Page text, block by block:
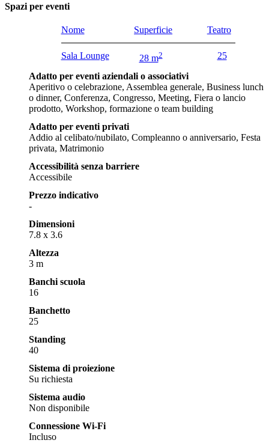
Spazi per eventi
Nome Superficie Teatro
Sala Lounge 28 m2 25
Adatto per eventi aziendali o associativi
Aperitivo o celebrazione, Assemblea generale, Business lunch
o dinner, Conferenza, Congresso, Meeting, Fiera o lancio
prodotto, Workshop, formazione o team building
Adatto per eventi privati
Addio al celibato/nubilato, Compleanno o anniversario, Festa
privata, Matrimonio
Accessibilità senza barriere
Accessibile
Prezzo indicativo
-
Dimensioni
7.8 x 3.6
Altezza
3 m
Banchi scuola
16
Banchetto
25
Standing
40
Sistema di proiezione
Su richiesta
Sistema audio
Non disponibile
Connessione Wi-Fi
Incluso